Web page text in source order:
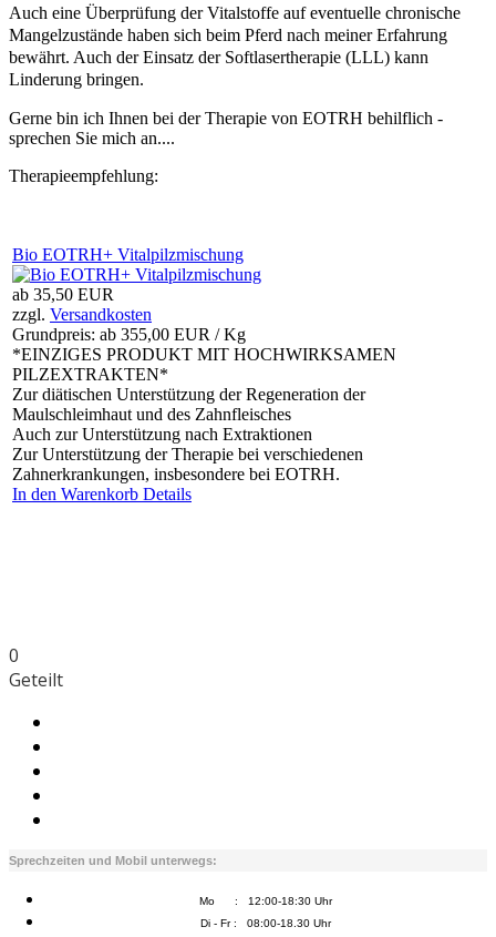
Auch eine Überprüfung der Vitalstoffe auf eventuelle chronische
Mangelzustände haben sich beim Pferd nach meiner Erfahrung
bewährt. Auch der Einsatz der Softlasertherapie (LLL) kann
Linderung bringen.
Gerne bin ich Ihnen bei der Therapie von EOTRH behilflich -
sprechen Sie mich an....
Therapieempfehlung:
Bio EOTRH+ Vitalpilzmischung
ab 35,50 EUR
zzgl. Versandkosten
Grundpreis: ab 355,00 EUR / Kg
*EINZIGES PRODUKT MIT HOCHWIRKSAMEN
PILZEXTRAKTEN*
Zur diätischen Unterstützung der Regeneration der
Maulschleimhaut und des Zahnfleisches
Auch zur Unterstützung nach Extraktionen
Zur Unterstützung der Therapie bei verschiedenen
Zahnerkrankungen, insbesondere bei EOTRH.
In den Warenkorb Details
0
Geteilt
Sprechzeiten und Mobil unterwegs:
Mo : 12:00-18:30 Uhr
Di - Fr : 08:00-18.30 Uhr